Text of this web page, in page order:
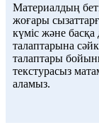
Материалдың
жоғары
күміс және
талаптарына
талаптары
текстурасыз
аламыз.